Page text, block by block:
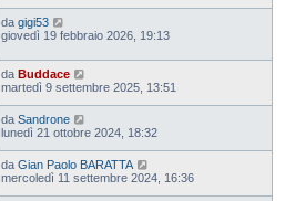
da gigi53
giovedì 19 febbraio 2026, 19:13
da Buddace
martedì 9 settembre 2025, 13:51
da Sandrone
lunedì 21 ottobre 2024, 18:32
da Gian Paolo BARATTA
mercoledì 11 settembre 2024, 16:36